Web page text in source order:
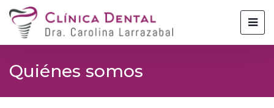
Quiénes somos